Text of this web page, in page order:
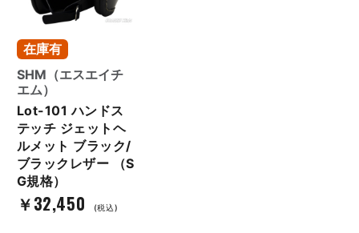
在庫有
SHM（エスエイチ
エム）
Lot-101 ハンドス
テッチ ジェットヘ
ルメット ブラック/
ブラックレザー （S
G規格）
￥32,450 (税込)